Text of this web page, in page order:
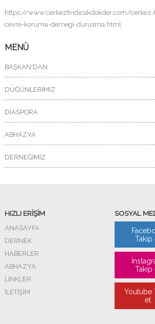
https://www.cerkezfindicakdokder.com/
cevre-koruma-dernegi-durusma.html
MENÜ
BAŞKAN'DAN
DÜĞÜNLERİMİZ
DİASPORA
ABHAZYA
DERNEĞİMİZ
HIZLI ERİŞİM
ANASAYFA
DERNEK
HABERLER
ABHAZYA
LİNKLER
İLETİŞİM
SOSYAL
Takip
Takip
Youtube
et